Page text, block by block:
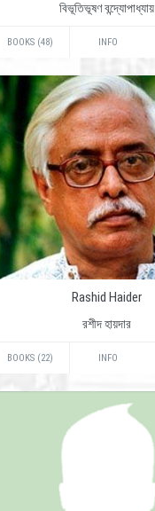
বিভূতিভূষণ বন্দ্যোপাধ্যায়
BOOKS (48) INFO
Rashid Haider
রশীদ হায়দার
BOOKS (22) INFO